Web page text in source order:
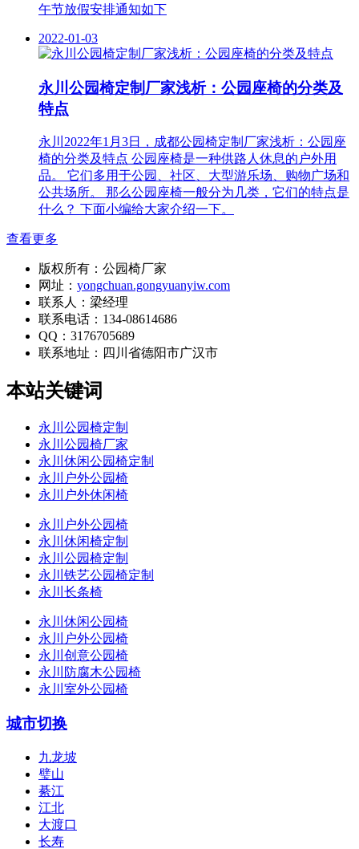
午节放假安排通知如下
2022-01-03
永川公园椅定制厂家浅析：公园座椅的分类及
特点
永川2022年1月3日，成都公园椅定制厂家浅析：公园座
椅的分类及特点 公园座椅是一种供路人休息的户外用
品。 它们多用于公园、社区、大型游乐场、购物广场和
公共场所。 那么公园座椅一般分为几类，它们的特点是
什么？ 下面小编给大家介绍一下。
查看更多
版权所有：公园椅厂家
网址： yongchuan.gongyuanyiw.com
联系人：梁经理
联系电话：134-08614686
QQ：3176705689
联系地址： 四川省德阳市广汉市
本站关键词
永川公园椅定制
永川公园椅厂家
永川休闲公园椅定制
永川户外公园椅
永川户外休闲椅
永川户外公园椅
永川休闲椅定制
永川公园椅定制
永川铁艺公园椅定制
永川长条椅
永川休闲公园椅
永川户外公园椅
永川创意公园椅
永川防腐木公园椅
永川室外公园椅
城市切换
九龙坡
璧山
綦江
江北
大渡口
长寿